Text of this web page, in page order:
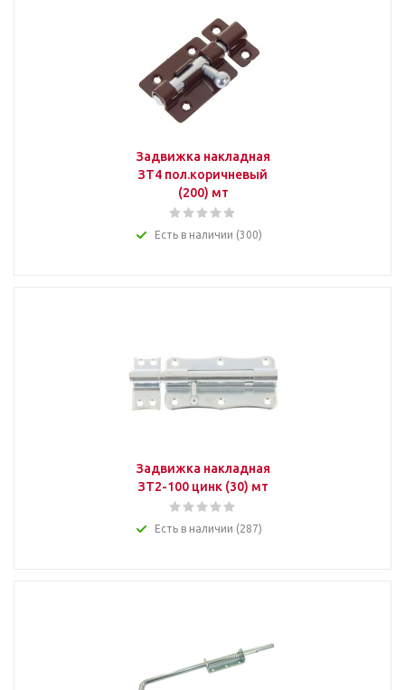
Задвижка накладная
ЗТ4 пол.коричневый
(200) мт
Есть в наличии (300)
Задвижка накладная
ЗТ2-100 цинк (30) мт
Есть в наличии (287)